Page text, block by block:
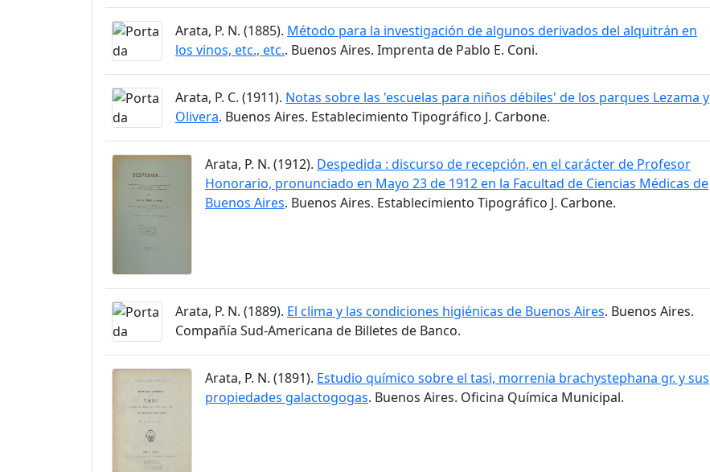
Arata, P. N. (1885). Método para la investigación de algunos derivados del alquitrán en
los vinos, etc., etc.. Buenos Aires. Imprenta de Pablo E. Coni.
Arata, P. C. (1911). Notas sobre las 'escuelas para niños débiles' de los parques Lezama y
Olivera. Buenos Aires. Establecimiento Tipográfico J. Carbone.
Arata, P. N. (1912). Despedida : discurso de recepción, en el carácter de Profesor
Honorario, pronunciado en Mayo 23 de 1912 en la Facultad de Ciencias Médicas de
Buenos Aires. Buenos Aires. Establecimiento Tipográfico J. Carbone.
Arata, P. N. (1889). El clima y las condiciones higiénicas de Buenos Aires. Buenos Aires.
Compañía Sud-Americana de Billetes de Banco.
Arata, P. N. (1891). Estudio químico sobre el tasi, morrenia brachystephana gr. y sus
propiedades galactogogas. Buenos Aires. Oficina Química Municipal.